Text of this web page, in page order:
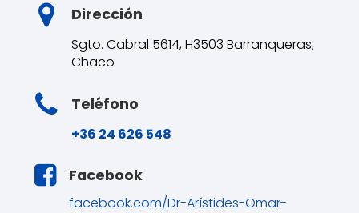
Dirección
Sgto. Cabral 5614, H3503 Barranqueras,
Chaco
Teléfono
+36 24 626 548
Facebook
facebook.com/Dr-Arístides-Omar-